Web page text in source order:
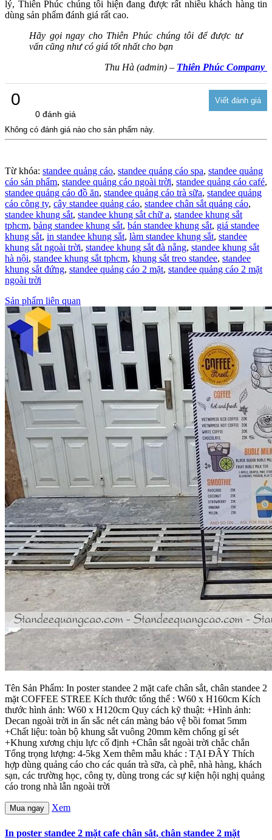
lý, Thiên Phúc chúng tôi hiện đang được rất nhiều khách hàng tin
dùng sản phẩm đánh giá rất cao.
Hãy gọi ngay cho Thiên Phúc chúng tôi để được tư
vấn cũng như có giá tốt nhất cho bạn
Thu Hà (admin) – Thiên Phúc Company
0
0 đánh giá
Không có đánh giá nào cho sản phẩm này.
Từ khóa: standee quảng cáo, standee quảng cáo spa, standee quảng
cáo sản phẩm, standee quảng cáo ngoài trời, standee quảng cáo café,
standee quảng cáo đồ ăn, standee quảng cáo trà sữa, standee quảng
cáo công ty, cây standee quảng cáo, standee chân sắt quảng cáo,
standee khung sắt, standee khung sắt chữ a, standee khung sắt
tphcm, bảng standee khung sắt, bán standee khung sắt, giá standee
khung sắt, in standee khung sắt, làm standee khung sắt, standee
khung sắt ngoài trời, standee khung sắt đà nẵng, standee khung sắt
hà nội, standee khung sắt tphcm, khung sắt treo standee, standee
khung sắt đứng, standee quảng cáo 2 mặt, standee quảng cáo 2 mặt
ngoài trời
Sản phẩm liên quan
Tên Sản Phẩm: In poster standee 2 mặt cafe chân sắt, chân standee 2
mặt COFFEE STREE Kích thước tổng thể : W60 x H160cm Kích
thước hình ảnh: W60 x H120cm Quy cách kỹ thuật: +Hình ảnh:
Decan ngoài trời in ấn sắc nét cán màng bảo vệ bồi fomat 5mm
+Chất liệu: toàn bộ khung sắt vuông 20mm kẽm chống gỉ sét
+Khung xương chịu lực cố định +Chân sắt ngoài trời chắc chắn
Tổng trọng lượng: 4-5kg Xem thêm mẫu khác : TẠI ĐÂY Thích
hợp dùng quảng cáo cho các quán trà sữa, cà phê, nhà hàng, khách
sạn, các trường học, công ty, dùng trong các sự kiện hội nghị quảng
cáo trong nhà lẫn ngoài trời
Mua ngay Xem
In poster standee 2 mặt cafe chân sắt, chân standee 2 mặt